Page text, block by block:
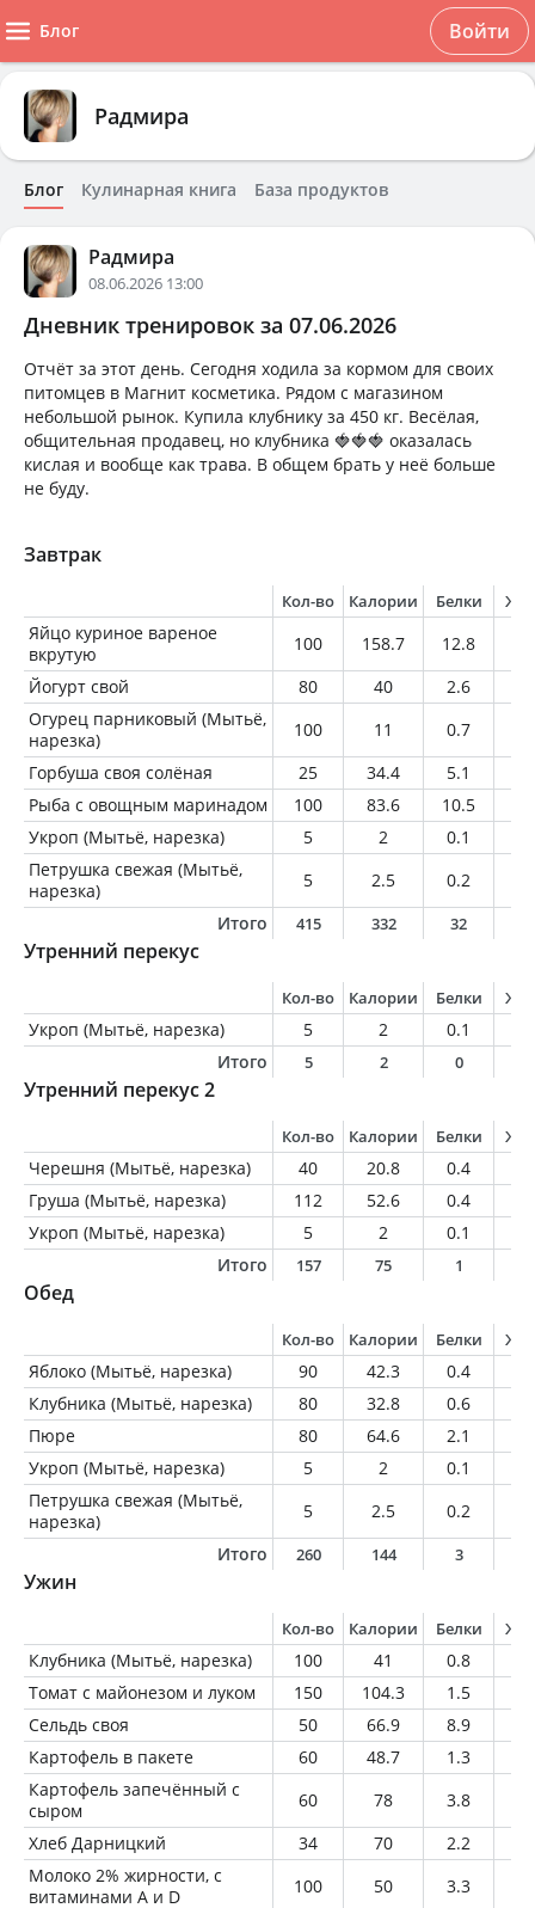
Блог Войти
Радмира
Блог Кулинарная книга База продуктов
Радмира
08.06.2026 13:00
Дневник тренировок за 07.06.2026
Отчёт за этот день. Сегодня ходила за кормом для своих
питомцев в Магнит косметика. Рядом с магазином
небольшой рынок. Купила клубнику за 450 кг. Весёлая,
общительная продавец, но клубника 🍓🍓🍓 оказалась
кислая и вообще как трава. В общем брать у неё больше
не буду.
Завтрак
Кол-во Калории Белки
Яйцо куриное вареное
вкрутую
100 158.7 12.8
Йогурт свой
80 40 2.6
Огурец парниковый (Мытьё,
нарезка)
100 11 0.7
Горбуша своя солёная
25 34.4 5.1
Рыба с овощным маринадом
100 83.6 10.5
Укроп (Мытьё, нарезка)
5 2 0.1
Петрушка свежая (Мытьё,
нарезка)
5 2.5 0.2
Итого
415 332 32
Утренний перекус
Кол-во Калории Белки
Укроп (Мытьё, нарезка) 5 2 0.1
Итого
5 2 0
Утренний перекус 2
Кол-во Калории Белки
Черешня (Мытьё, нарезка) 40 20.8 0.4
Груша (Мытьё, нарезка)
112 52.6 0.4
Укроп (Мытьё, нарезка)
5 2 0.1
Итого
157 75 1
Обед
Кол-во Калории Белки
Яблоко (Мытьё, нарезка) 90 42.3 0.4
Клубника (Мытьё, нарезка)
80 32.8 0.6
Пюре
80 64.6 2.1
Укроп (Мытьё, нарезка)
5 2 0.1
Петрушка свежая (Мытьё,
нарезка)
5 2.5 0.2
Итого
260 144 3
Ужин
Кол-во Калории Белки
Клубника (Мытьё, нарезка) 100 41 0.8
Томат с майонезом и луком
150 104.3 1.5
Сельдь своя
50 66.9 8.9
Картофель в пакете
60 48.7 1.3
Картофель запечённый с
сыром
60 78 3.8
Хлеб Дарницкий
34 70 2.2
Молоко 2% жирности, с
витаминами A и D
100 50 3.3